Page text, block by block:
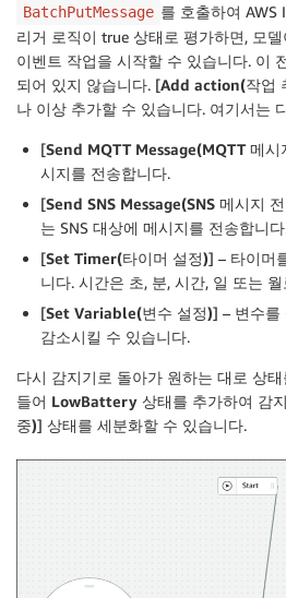
BatchPutMessage 를 호출하여 AWS
리거 로직이 true 상태로 평가하면, 모
이벤트 작업을 시작할 수 있습니다. 이
되어 있지 않습니다. [Add action(작업
나 이상 추가할 수 있습니다. 여기서는
[Send MQTT Message(MQTT 메시
시지를 전송합니다.
[Send SNS Message(SNS 메시지
는 SNS 대상에 메시지를 전송합니
[Set Timer(타이머 설정)] – 타이머
니다. 시간은 초, 분, 시간, 일 또는
[Set Variable(변수 설정)] – 변수를
감소시킬 수 있습니다.
다시 감지기로 돌아가 원하는 대로 상
들어 LowBattery 상태를 추가하여 감
중)] 상태를 세분화할 수 있습니다.